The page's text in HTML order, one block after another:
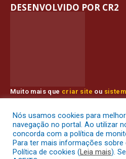
Muito mais que criar site ou
Realizamos umaassessoria
públicaserão atendidas.
Conheça oPNTPe o Radar da
DESENVOLVIDO POR CR2
Nós usamos cookies para
navegação no portal. Ao utilizar
concorda com a política de
Para ter mais informações
Política de cookies (Leia mais).